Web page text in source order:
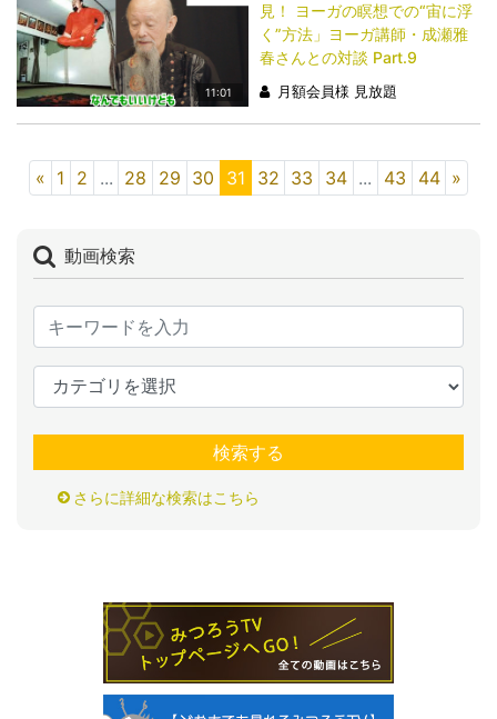
11:01
見！ ヨーガの瞑想での“宙に浮
く”方法」ヨーガ講師・成瀬雅
春さんとの対談 Part.9
月額会員様 見放題
« 1 2 ... 28 29 30 31 32 33 34 ... 43 44 »
動画検索
検索する
さらに詳細な検索はこちら